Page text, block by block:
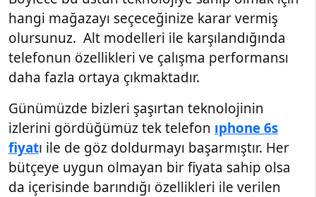
hangi mağazayı seçeceğinize karar vermiş
olursunuz. Alt modelleri ile karşılandığında
telefonun özellikleri ve çalışma performansı
daha fazla ortaya çıkmaktadır.
Günümüzde bizleri şaşırtan teknolojinin
izlerini gördüğümüz tek telefon ıphone 6s
fiyatı ile de göz doldurmayı başarmıştır. Her
bütçeye uygun olmayan bir fiyata sahip olsa
da içerisinde barındığı özellikleri ile verilen